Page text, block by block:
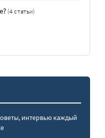
(4 статьи)
интервью каждый